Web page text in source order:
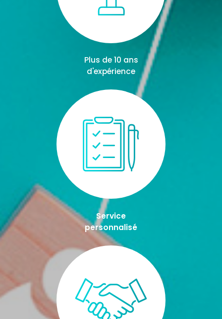
Plus de 10 ans
d'expérience
Service
personnalisé